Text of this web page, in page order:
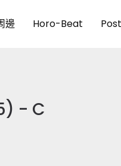
邊 Horo-Beat Post
- C